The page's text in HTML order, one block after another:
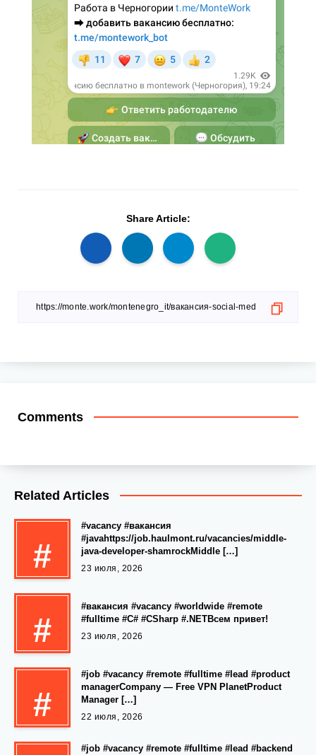
Share Article:
Comments
Related Articles
#
#vacancy #вакансия
#javahttps://job.haulmont.ru/vacancies/middle-
java-developer-shamrockMiddle […]
23 июля, 2026
#
#вакансия #vacancy #worldwide #remote
#fulltime #C# #CSharp #.NETВсем привет!
23 июля, 2026
#
#job #vacancy #remote #fulltime #lead #product
managerCompany — Free VPN PlanetProduct
Manager […]
22 июля, 2026
#job #vacancy #remote #fulltime #lead #backend